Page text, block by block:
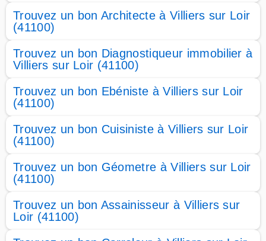
Trouvez un bon Architecte à Villiers sur Loir
(41100)
Trouvez un bon Diagnostiqueur immobilier à
Villiers sur Loir (41100)
Trouvez un bon Ebéniste à Villiers sur Loir
(41100)
Trouvez un bon Cuisiniste à Villiers sur Loir
(41100)
Trouvez un bon Géometre à Villiers sur Loir
(41100)
Trouvez un bon Assainisseur à Villiers sur
Loir (41100)